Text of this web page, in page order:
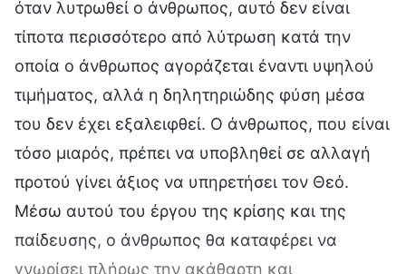
όταν λυτρωθεί ο άνθρωπος, αυτό δεν είναι
τίποτα περισσότερο από λύτρωση κατά την
οποία ο άνθρωπος αγοράζεται έναντι υψηλού
τιμήματος, αλλά η δηλητηριώδης φύση μέσα
του δεν έχει εξαλειφθεί. Ο άνθρωπος, που είναι
τόσο μιαρός, πρέπει να υποβληθεί σε αλλαγή
προτού γίνει άξιος να υπηρετήσει τον Θεό.
Μέσω αυτού του έργου της κρίσης και της
παίδευσης, ο άνθρωπος θα καταφέρει να
γνωρίσει πλήρως την ακάθαρτη και